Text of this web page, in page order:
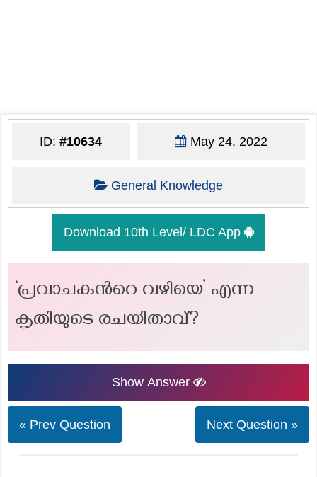
ID:#10634 May 24, 2022
General Knowledge
Download 10th Level/ LDC App
‘പ്രവാചകന്‍റെ വഴിയെ’ എന്ന
കൃതിയുടെ രചയിതാവ്?
Show Answer
« Prev Question Next Question »